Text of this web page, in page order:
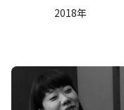
2018年